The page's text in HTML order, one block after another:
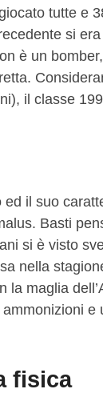
tutte e
si
è un
il classe
ed il suo
Basti
si è visto
nella
la maglia
e
fisica